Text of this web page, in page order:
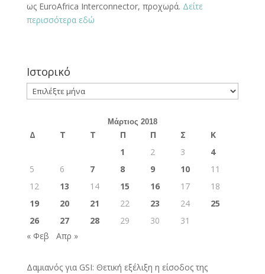
ως EuroAfrica Interconnector, προχωρά. Δείτε
περισσότερα εδώ
Ιστορικό
Ιστορικό
Μάρτιος 2018
Δ Τ Τ Π Π Σ
Κ
1
2 3
4
5
6 7 8 9 10
11
12
13 14 15 16 17
18
19
20 21 22 23 24
25
26
27 28 29 30
31
« Φεβ
Απρ »
Δαμιανός για GSI: Θετική εξέλιξη η είσοδος της